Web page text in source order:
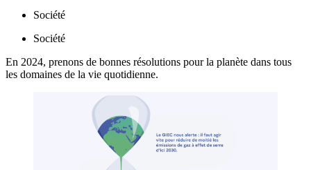
Société
Société
En 2024, prenons de bonnes résolutions pour la planète dans tous
les domaines de la vie quotidienne.